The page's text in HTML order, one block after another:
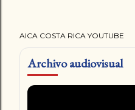
AICA COSTA RICA YOUTUBE
Archivo audiovisual